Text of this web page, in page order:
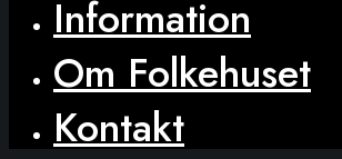
Information
Om Folkehuset
Kontakt